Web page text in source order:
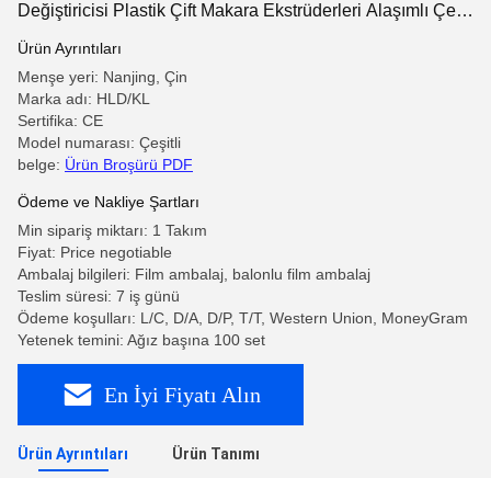
Değiştiricisi Plastik Çift Makara Ekstrüderleri Alaşımlı Çelik
Ürün Ayrıntıları
Menşe yeri: Nanjing, Çin
Marka adı: HLD/KL
Sertifika: CE
Model numarası: Çeşitli
belge: Ürün Broşürü PDF
Ödeme ve Nakliye Şartları
Min sipariş miktarı: 1 Takım
Fiyat: Price negotiable
Ambalaj bilgileri: Film ambalaj, balonlu film ambalaj
Teslim süresi: 7 iş günü
Ödeme koşulları: L/C, D/A, D/P, T/T, Western Union, MoneyGram
Yetenek temini: Ağız başına 100 set
En İyi Fiyatı Alın
Ürün Ayrıntıları Ürün Tanımı